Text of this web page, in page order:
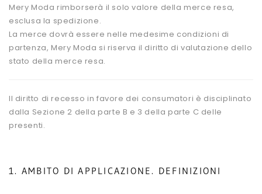
Mery Moda rimborserà il solo valore della merce resa,
esclusa la spedizione.
La merce dovrà essere nelle medesime condizioni di
partenza, Mery Moda si riserva il diritto di valutazione dello
stato della merce resa.
Il diritto di recesso in favore dei consumatori è disciplinato
dalla Sezione 2 della parte B e 3 della parte C delle
presenti.
1. AMBITO DI APPLICAZIONE. DEFINIZIONI